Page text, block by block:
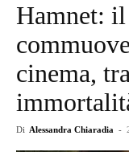
Hamnet:
cinema,
Di Alessandra Chiaradia -